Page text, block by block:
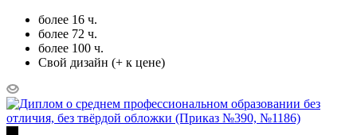
более 16 ч.
более 72 ч.
более 100 ч.
Свой дизайн (+ к цене)